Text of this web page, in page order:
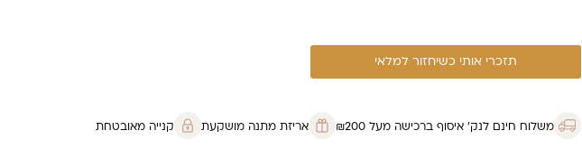
תזכרי אותי כשיחזור למלאי
משלוח חינם לנק’ איסוף ברכישה מעל ₪200 אריזת מתנה מושקעת קנייה מאובטחת